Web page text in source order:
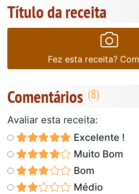
Título da receita
Fez esta receita?
Comentários
Avaliar esta receita:
Excelente !
Muito Bom
Bom
Médio